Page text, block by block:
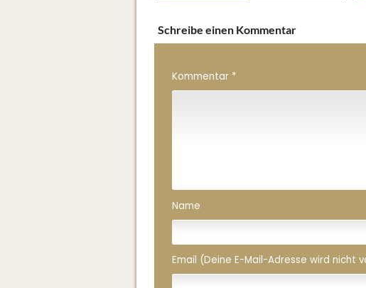
Schreibe einen Kommentar
Kommentar *
Name
Email (Deine E-Mail-Adresse wird nicht